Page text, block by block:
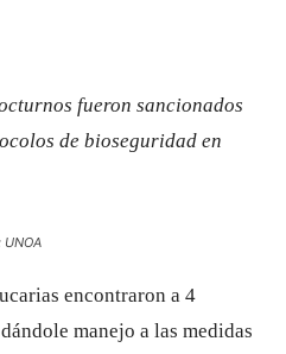
fueron sancionados
de bioseguridad en
encontraron a 4
manejo a las medidas